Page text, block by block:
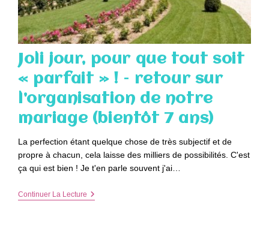
Joli jour, pour que tout soit
« parfait » ! – retour sur
l’organisation de notre
mariage (bientôt 7 ans)
La perfection étant quelque chose de très subjectif et de
propre à chacun, cela laisse des milliers de possibilités. C'est
ça qui est bien ! Je t'en parle souvent j'ai…
Continuer La LectureJoli